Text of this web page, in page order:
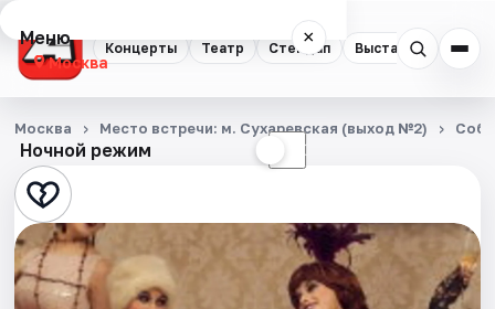
Концерты Театр Стендап Выставки
Меню ×
Москва
Концерты
Театр
Стендап
Выставки
Ночной режим ☾
Москва Место встречи: м. Сухаревская (выход №2)